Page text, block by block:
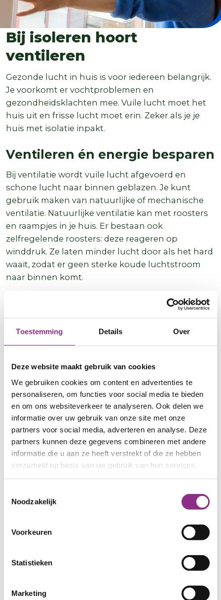
Toestemming Details Over
Deze website maakt gebruik van cookies
We gebruiken cookies om content en advertenties te
personaliseren, om functies voor social media te bieden
en om ons websiteverkeer te analyseren. Ook delen we
informatie over uw gebruik van onze site met onze
partners voor social media, adverteren en analyse. Deze
partners kunnen deze gegevens combineren met andere
informatie die u aan ze heeft verstrekt of die ze hebben
verzameld op basis van uw gebruik van hun services.
Noodzakelijk
Voorkeuren
Statistieken
Marketing
Bij isoleren hoort
ventileren
Gezonde lucht in huis is voor iedereen belangrijk.
Je voorkomt er vochtproblemen en
gezondheidsklachten mee. Vuile lucht moet het
huis uit en frisse lucht moet erin. Zeker als je je
huis met isolatie inpakt.
Ventileren én energie besparen
Bij ventilatie wordt vuile lucht afgevoerd en
schone lucht naar binnen geblazen. Je kunt
gebruik maken van natuurlijke of mechanische
ventilatie. Natuurlijke ventilatie kan met roosters
en raampjes in je huis. Er bestaan ook
zelfregelende roosters: deze reageren op
winddruk. Ze laten minder lucht door als het hard
waait, zodat er geen sterke koude luchtstroom
naar binnen komt.
systeem hebt, kan je het best een lokale
belangrijkste ruimte, de woonkamer, goed
ventileren. Deze unit gebruikt de warmte van de
afgevoerde lucht om verse lucht op te warmen.
Zo bespaar je gelijk ook energie!
Je kunt de ventilatie ook uitbreiden met sensoren
die CO2 en/of vocht meten. Zijn er meer mensen in
huis? Dan komt er meer CO2 in de lucht. De
sensor meet dit en laat de ventilatie harder
werken.
5 handige ventilatietips
Zorg dat er altijd lucht van buiten naar
binnen kan. Gebruik roosters of zet ramen op
Zorg voor goede luchtcirculatie in je huis:
binnendeur en de drempel en plaats